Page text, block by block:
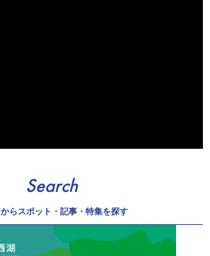
Search
らスポット・記事・特集を探す